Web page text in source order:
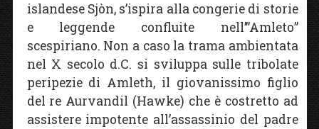
islandese Sjòn, s’ispira alla congerie di storie
e leggende confluite nell’”Amleto”
scespiriano. Non a caso la trama ambientata
nel X secolo d.C. si sviluppa sulle tribolate
peripezie di Amleth, il giovanissimo figlio
del re Aurvandil (Hawke) che è costretto ad
assistere impotente all’assassinio del padre